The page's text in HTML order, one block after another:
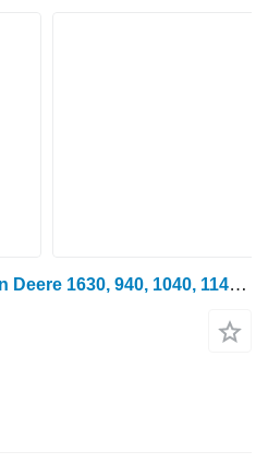
轮式拖拉机 的 气缸体 John Deere 1630, 940, 1040, 1140, 2040, 2240, 3179d Engine Block R55520, R2